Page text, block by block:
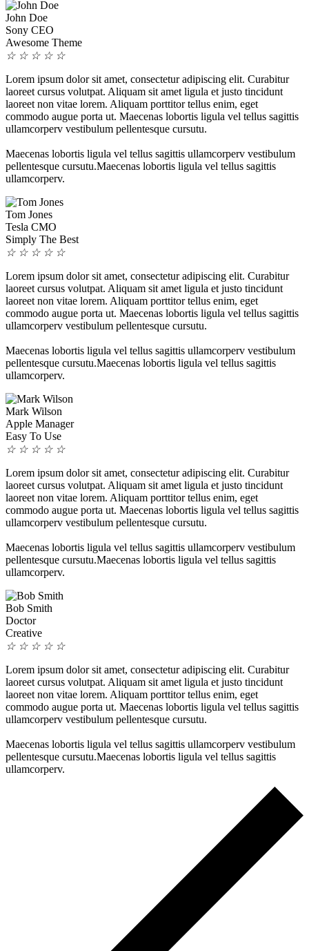
John Doe
Sony CEO
Awesome Theme
☆ ☆ ☆ ☆ ☆
Lorem ipsum dolor sit amet, consectetur adipiscing elit. Curabitur
laoreet cursus volutpat. Aliquam sit amet ligula et justo tincidunt
laoreet non vitae lorem. Aliquam porttitor tellus enim, eget
commodo augue porta ut. Maecenas lobortis ligula vel tellus sagittis
ullamcorperv vestibulum pellentesque cursutu.
Maecenas lobortis ligula vel tellus sagittis ullamcorperv vestibulum
pellentesque cursutu.Maecenas lobortis ligula vel tellus sagittis
ullamcorperv.
Tom Jones
Tesla CMO
Simply The Best
☆ ☆ ☆ ☆ ☆
Lorem ipsum dolor sit amet, consectetur adipiscing elit. Curabitur
laoreet cursus volutpat. Aliquam sit amet ligula et justo tincidunt
laoreet non vitae lorem. Aliquam porttitor tellus enim, eget
commodo augue porta ut. Maecenas lobortis ligula vel tellus sagittis
ullamcorperv vestibulum pellentesque cursutu.
Maecenas lobortis ligula vel tellus sagittis ullamcorperv vestibulum
pellentesque cursutu.Maecenas lobortis ligula vel tellus sagittis
ullamcorperv.
Mark Wilson
Apple Manager
Easy To Use
☆ ☆ ☆ ☆ ☆
Lorem ipsum dolor sit amet, consectetur adipiscing elit. Curabitur
laoreet cursus volutpat. Aliquam sit amet ligula et justo tincidunt
laoreet non vitae lorem. Aliquam porttitor tellus enim, eget
commodo augue porta ut. Maecenas lobortis ligula vel tellus sagittis
ullamcorperv vestibulum pellentesque cursutu.
Maecenas lobortis ligula vel tellus sagittis ullamcorperv vestibulum
pellentesque cursutu.Maecenas lobortis ligula vel tellus sagittis
ullamcorperv.
Bob Smith
Doctor
Creative
☆ ☆ ☆ ☆ ☆
Lorem ipsum dolor sit amet, consectetur adipiscing elit. Curabitur
laoreet cursus volutpat. Aliquam sit amet ligula et justo tincidunt
laoreet non vitae lorem. Aliquam porttitor tellus enim, eget
commodo augue porta ut. Maecenas lobortis ligula vel tellus sagittis
ullamcorperv vestibulum pellentesque cursutu.
Maecenas lobortis ligula vel tellus sagittis ullamcorperv vestibulum
pellentesque cursutu.Maecenas lobortis ligula vel tellus sagittis
ullamcorperv.